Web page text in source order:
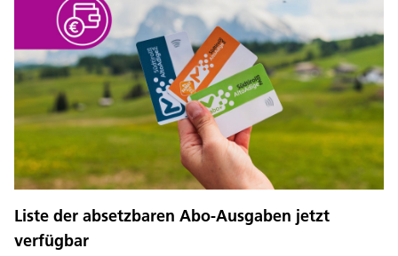
Liste der absetzbaren Abo-Ausgaben jetzt
verfügbar